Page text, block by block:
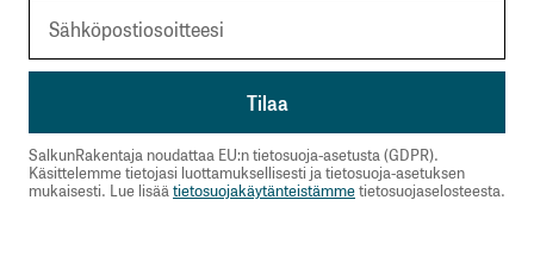
SalkunRakentaja noudattaa EU:n tietosuoja-asetusta (GDPR).
Käsittelemme tietojasi luottamuksellisesti ja tietosuoja-asetuksen
mukaisesti. Lue lisää tietosuojakäytänteistämmetietosuojaselosteesta.